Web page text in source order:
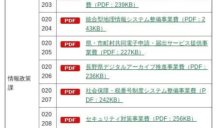
情報政策
課
203
費（PDF：239KB）
020
204
統合型地理情報システム整備事業費（PDF：2
43KB）
020
205
県・市町村共同電子申請・届出サービス提供事
業費（PDF：227KB）
020
206
長野県デジタルアーカイブ推進事業費（PDF：
236KB）
020
207
社会保障・税番号制度システム整備事業費（P
DF：242KB）
020
208
セキュリティ対策事業費（PDF：256KB）